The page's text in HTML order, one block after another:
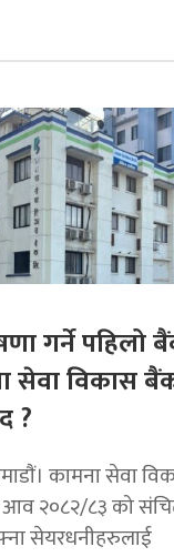
गर्ने पहिलो
सेवा विकास
?
कामना सेवा
२०८२/८३ को
सेयरधनीहरुलाई